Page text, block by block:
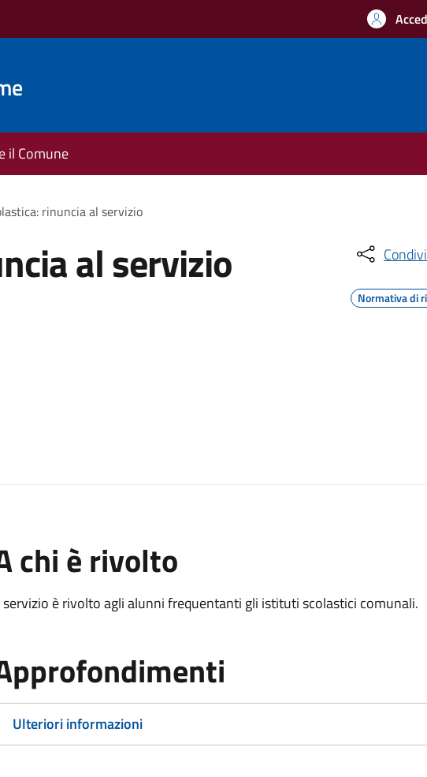
il Comune
rinuncia al servizio
al servizio
Normativa di
chi è rivolto
servizio è rivolto agli alunni frequentanti gli istituti scolastici comunali.
Ulteriori informazioni